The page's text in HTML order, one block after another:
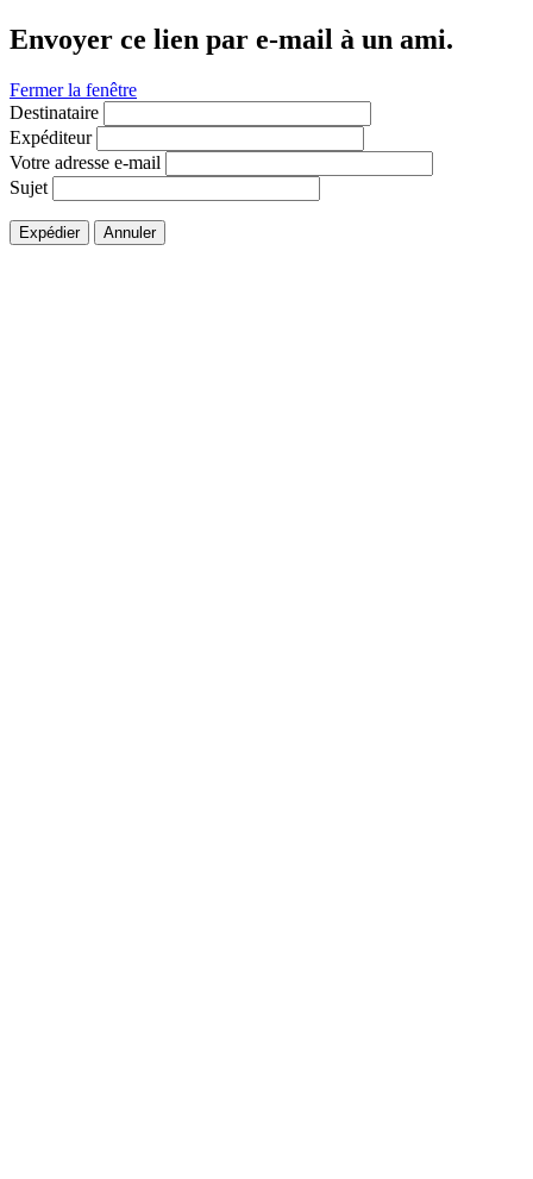
Envoyer ce lien par e-mail à un ami.
Fermer la fenêtre
Destinataire
Expéditeur
Votre adresse e-mail
Sujet
Expédier Annuler